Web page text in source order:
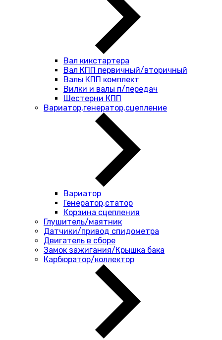
Вал кикстартера
Вал КПП первичный/вторичный
Валы КПП комплект
Вилки и валы п/передач
Шестерни КПП
Вариатор,генератор,сцепление
Вариатор
Генератор,статор
Корзина сцепления
Глушитель/маятник
Датчики/привод спидометра
Двигатель в сборе
Замок зажигания/Крышка бака
Карбюратор/коллектор